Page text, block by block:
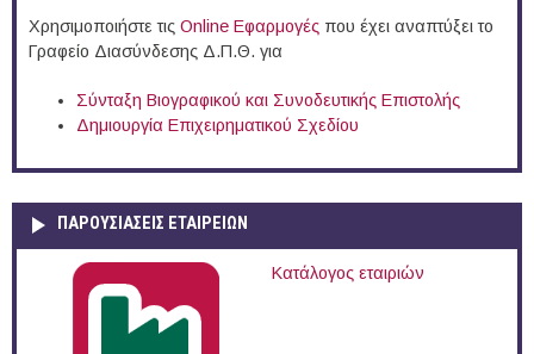
Χρησιμοποιήστε τις Online Eφαρμογές που έχει αναπτύξει το
Γραφείο Διασύνδεσης Δ.Π.Θ. για
Σύνταξη Βιογραφικού και Συνοδευτικής Επιστολής
Δημιουργία Επιχειρηματικού Σχεδίου
ΠΑΡΟΥΣΙΆΣΕΙΣ ΕΤΑΙΡΕΙΏΝ
Κατάλογος εταιριών